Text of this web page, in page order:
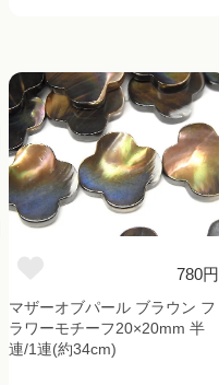
780円
マザーオブパール ブラウン フ
ラワーモチーフ20×20mm 半
連/1連(約34cm)